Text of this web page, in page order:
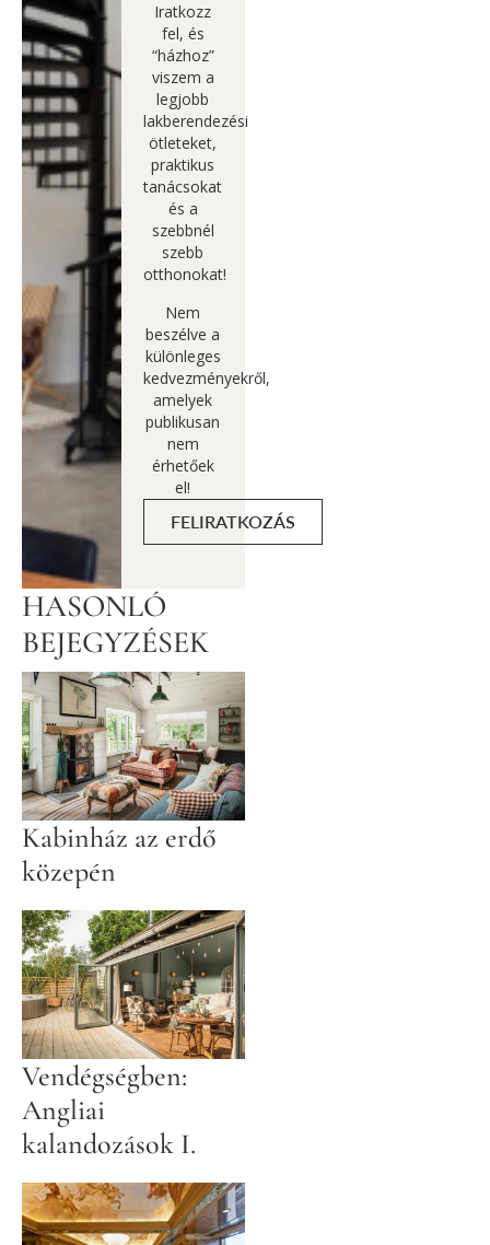
Iratkozz
fel, és
“házhoz”
viszem a
legjobb
lakberendezési
ötleteket,
praktikus
tanácsokat
és a
szebbnél
szebb
otthonokat!
Nem
beszélve a
különleges
kedvezményekről,
amelyek
publikusan
nem
érhetőek
el!
FELIRATKOZÁS
HASONLÓ
BEJEGYZÉSEK
Kabinház az erdő
közepén
Vendégségben:
Angliai
kalandozások I.